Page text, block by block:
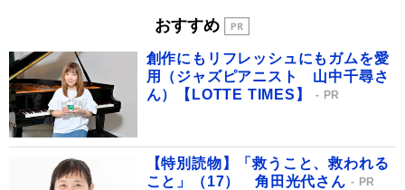
おすすめ
創作にもリフレッシュにもガムを愛
用（ジャズピアニスト 山中千尋さ
ん）【LOTTE TIMES】
PR
【特別読物】「救うこと、救われる
こと」（17） 角田光代さん
PR